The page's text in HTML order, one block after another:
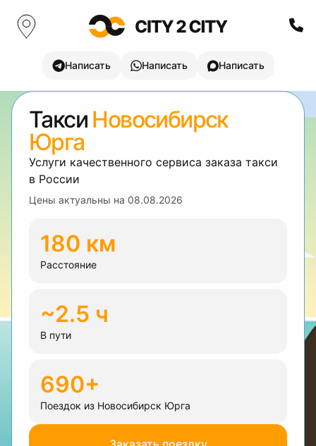
Написать Написать Написать
Такси Новосибирск
Юрга
Услуги качественного сервиса заказа такси
в России
Цены актуальны на 08.08.2026
180 км
Расстояние
~2.5 ч
В пути
690+
Поездок из Новосибирск Юрга